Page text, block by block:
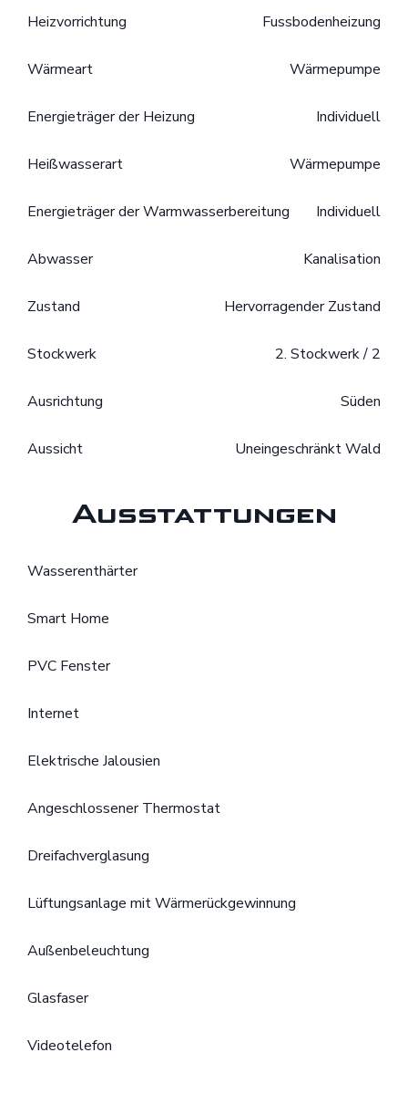
Heizvorrichtung Fussbodenheizung
Wärmeart Wärmepumpe
Energieträger der Heizung Individuell
Heißwasserart Wärmepumpe
Energieträger der Warmwasserbereitung Individuell
Abwasser Kanalisation
Zustand Hervorragender Zustand
Stockwerk 2. Stockwerk / 2
Ausrichtung Süden
Aussicht Uneingeschränkt Wald
Ausstattungen
Wasserenthärter
Smart Home
PVC Fenster
Internet
Elektrische Jalousien
Angeschlossener Thermostat
Dreifachverglasung
Lüftungsanlage mit Wärmerückgewinnung
Außenbeleuchtung
Glasfaser
Videotelefon